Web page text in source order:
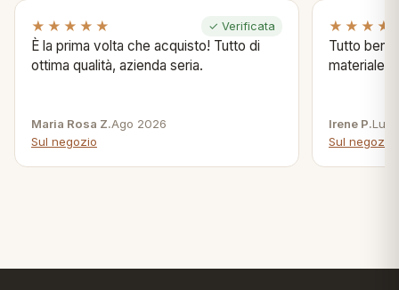
★★★★★ ✓ Verificata
È la prima volta che acquisto! Tutto di
ottima qualità, azienda seria.
Maria Rosa Z.Ago 2026
Sul negozio
Tutto bene
materiale .
Irene P.Lug
Sul negozio